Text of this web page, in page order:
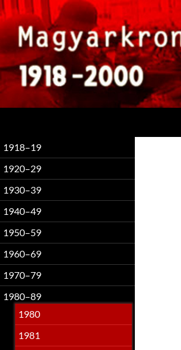
1918–19
1920–29
1930–39
1940–49
1950–59
1960–69
1970–79
1980–89
1980
1981